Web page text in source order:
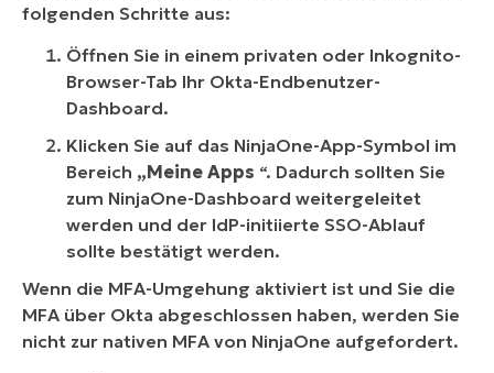
folgenden Schritte aus:
Öffnen Sie in einem privaten oder Inkognito-
Browser-Tab Ihr Okta-Endbenutzer-
Dashboard.
Klicken Sie auf das NinjaOne-App-Symbol im
Bereich „Meine Apps “. Dadurch sollten Sie
zum NinjaOne-Dashboard weitergeleitet
werden und der IdP-initiierte SSO-Ablauf
sollte bestätigt werden.
Wenn die MFA-Umgehung aktiviert ist und Sie die
MFA über Okta abgeschlossen haben, werden Sie
nicht zur nativen MFA von NinjaOne aufgefordert.